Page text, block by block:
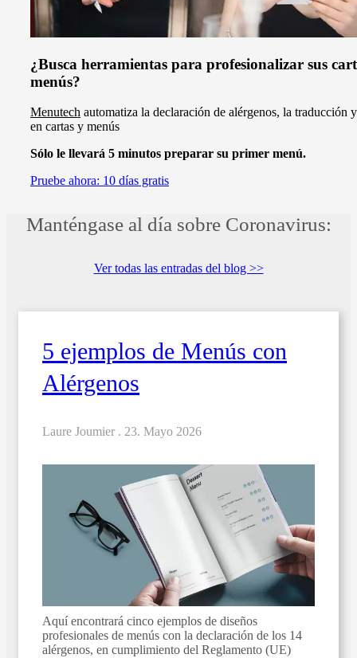
¿Busca herramientas para profesionalizar sus
menús?
Menutech automatiza la declaración de alérgenos, la traducción
en cartas y menús
Sólo le llevará 5 minutos preparar su primer menú.
Pruebe ahora: 10 días gratis
Manténgase al día sobre Coronavirus:
Ver todas las entradas del blog >>
5 ejemplos de Menús con
Alérgenos
Laure Joumier . 23. Mayo 2026
Aquí encontrará cinco ejemplos de diseños
profesionales de menús con la declaración de los 14
alérgenos, en cumplimiento del Reglamento (UE)